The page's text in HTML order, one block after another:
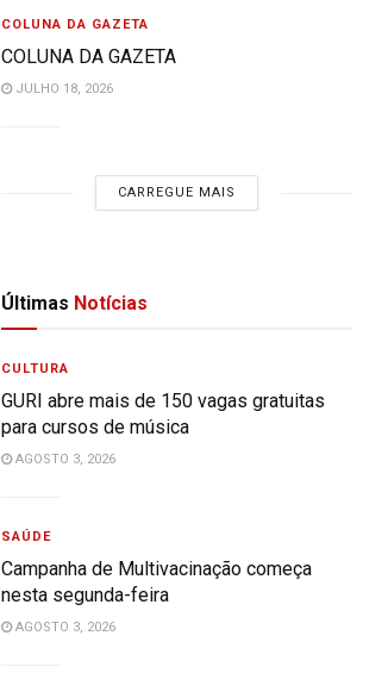
COLUNA DA GAZETA
COLUNA DA GAZETA
JULHO 18, 2026
CARREGUE MAIS
Últimas Notícias
CULTURA
GURI abre mais de 150 vagas gratuitas
para cursos de música
AGOSTO 3, 2026
SAÚDE
Campanha de Multivacinação começa
nesta segunda-feira
AGOSTO 3, 2026